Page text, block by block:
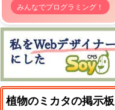
みんなでプログラミング！
植物のミカタの掲示板